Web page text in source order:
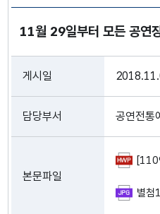
11월 29일부터 모든 공연
게시일
담당부서 공연전
본문파일
별첨